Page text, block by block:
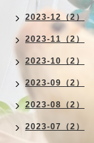
2023-12（2）
2023-11（2）
2023-10（2）
2023-09（2）
2023-08（2）
2023-07（2）